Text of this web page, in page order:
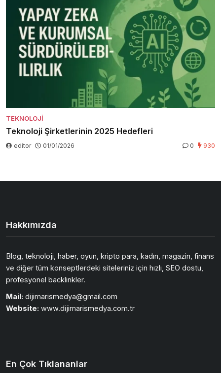
TEKNOLOJI
Teknoloji Şirketlerinin 2025 Hedefleri
editor 01/01/2026 0 930
Hakkımızda
Blog, teknoloji, haber, oyun, kripto para, kadın, magazin, finans
ve diğer tüm konseptlerdeki siteleriniz için hızlı, SEO dostu,
profesyonel backlinkler.
Mail: dijimarismedya@gmail.com
Website: www.dijimarismedya.com.tr
En Çok Tıklananlar